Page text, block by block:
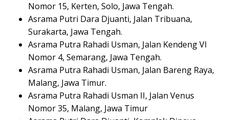
Nomor 15, Kerten, Solo, Jawa Tengah.
Asrama Putri Dara Djuanti, Jalan Tribuana,
Surakarta, Jawa Tengah.
Asrama Putra Rahadi Usman, Jalan Kendeng VI
Nomor 4, Semarang, Jawa Tengah.
Asrama Putra Rahadi Usman, Jalan Bareng Raya,
Malang, Jawa Timur.
Asrama Putra Rahadi Usman II, Jalan Venus
Nomor 35, Malang, Jawa Timur